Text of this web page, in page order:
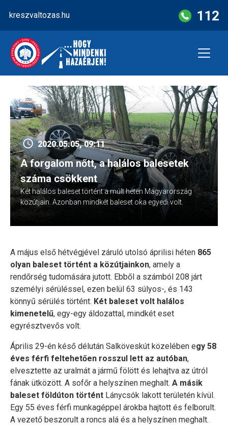
content
kreszvaltozas.hu 112
2020.05.05, 09:11
A forgalom nőtt, a halálos balesetek
száma csökkent
Két halálos baleset történt a múlt héten Magyarország
közútjain. Azonban mindkét baleset oka egyedi volt.
A május első hétvégjével záruló utolsó áprilisi héten 865
olyan baleset történt a közútjainkon, amely a
rendőrség tudomására jutott. Ebből a számból 208 járt
személyi sérüléssel, ezen belül 63 súlyos-, és 143
könnyű sérülés történt. Két baleset volt halálos
kimenetelű, egy-egy áldozattal, mindkét eset
egyrésztvevős volt.
Április 29-én késő délután Salköveskút közelében egy 58
éves férfi feltehetően rosszul lett az autóban,
elvesztette az uralmát a jármű fölött és lehajtva az útról
fának ütközött. A sofőr a helyszínen meghalt. A másik
baleset földúton történt Lánycsók lakott területén kívül.
Egy 55 éves férfi munkagéppel árokba hajtott és felborult.
A vezető beszorult a roncs alá és a helyszínen meghalt.